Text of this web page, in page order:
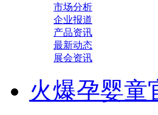
市场分析
企业报道
产品资讯
最新动态
展会资讯
火爆孕婴童